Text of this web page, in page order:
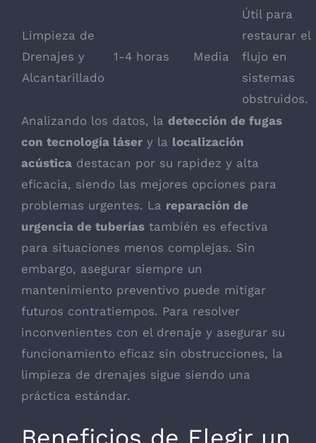
Limpieza de
Drenajes y
Alcantarillado
1-4 horas Media
Útil para
restaurar el
flujo en
sistemas
obstruidos.
Analizando los datos, la detección de fugas
con tecnología láser y la localización
acústica destacan por su rapidez y alta
eficacia, siendo las mejores opciones para
problemas urgentes. La reparación de
urgencia de tuberías también es efectiva
para situaciones menos complejas. Sin
embargo, asegurar siempre un
mantenimiento preventivo puede mitigar
futuros contratiempos. Para resolver
inconvenientes con el drenaje y asegurar su
funcionamiento eficaz sin obstrucciones, la
limpieza de drenajes sigue siendo una
práctica estándar.